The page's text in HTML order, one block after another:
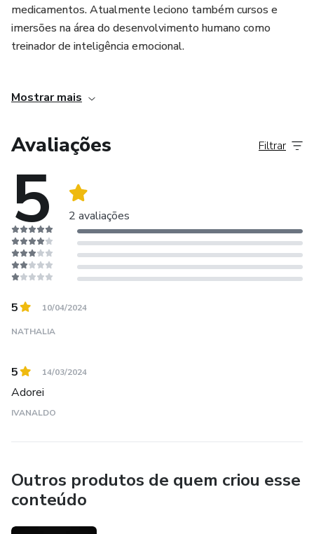
medicamentos. Atualmente leciono também cursos e
imersões na área do desenvolvimento humano como
treinador de inteligência emocional.
ansiedade e sei o quanto é difícil lidar com tudo isso e
emocional às pessoas e com isso pode-se viver uma vida
mais feliz, com qualidade e paz de espírito.
Mostrar mais
Avaliações
5 2 avaliações
Filtrar
5 10/04/2024
NATHALIA
5 14/03/2024
Adorei
IVANALDO
Outros produtos de quem criou esse
conteúdo